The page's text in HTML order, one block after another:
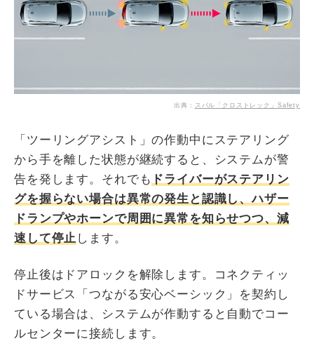
出典： スバル「クロストレック」Safety
「ツーリングアシスト」の作動中にステアリング
から手を離した状態が継続すると、システムが警
告を発します。それでも ドライバーがステアリン
グを握らない場合は異常の発生と認識し、ハザー
ドランプやホーンで周囲に異常を知らせつつ、減
速して停止 します。
停止後はドアロックを解除します。コネクティッ
ドサービス「つながる安心ベーシック」を契約し
ている場合は、システムが作動すると自動でコー
ルセンターに接続します。